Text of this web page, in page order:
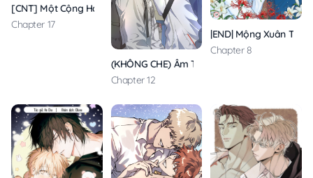
[CNT] Một Cộng Hai
Chapter 17
(KHÔNG CHE) Âm Thầm Tuổi Đôi Mươi
Chapter 12
|END| Mộng Xuân Thì
Chapter 8